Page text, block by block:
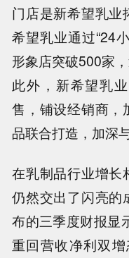
门店是新希望乳业
希望乳业通过“24
形象店突破500家
此外，新希望乳
售，铺设经销商，
品联合打造，加深
在乳制品行业增长
仍然交出了闪亮的
布的三季度财报显
重回营收净利双